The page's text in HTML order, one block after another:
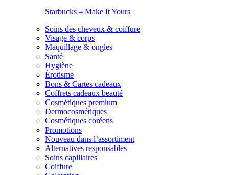
Starbucks – Make It Yours
Soins des cheveux & coiffure
Visage & corps
Maquillage & ongles
Santé
Hygiène
Érotisme
Bons & Cartes cadeaux
Coffrets cadeaux beauté
Cosmétiques premium
Dermocosmétiques
Cosmétiques coréens
Promotions
Nouveau dans l’assortiment
Alternatives responsables
Soins capillaires
Coiffure